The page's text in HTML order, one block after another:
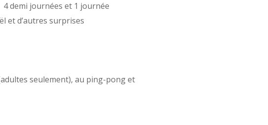
demi journées et 1 journée
et d’autres surprises
seulement), au ping-pong et